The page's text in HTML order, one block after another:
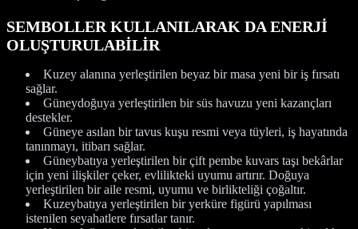
SEMBOLLER KULLANILARAK DA ENERJİ
OLUŞTURULABİLİR
Kuzey alanına yerleştirilen beyaz bir masa yeni bir iş fırsatı
sağlar.
Güneydoğuya yerleştirilen bir süs havuzu yeni kazançları
destekler.
Güneye asılan bir tavus kuşu resmi veya tüyleri, iş hayatında
tanınmayı, itibarı sağlar.
Güneybatıya yerleştirilen bir çift pembe kuvars taşı bekârlar
için yeni ilişkiler çeker, evlilikteki uyumu artırır. Doğuya
yerleştirilen bir aile resmi, uyumu ve birlikteliği çoğaltır.
Kuzeybatıya yerleştirilen bir yerküre figürü yapılması
istenilen seyahatlere fırsatlar tanır.